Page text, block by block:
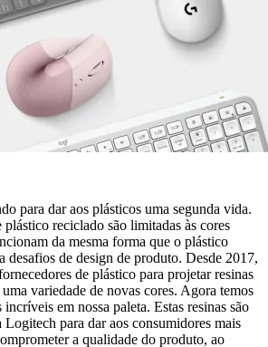
para dar aos plásticos uma segunda vida.
reciclado são limitadas às cores
da mesma forma que o plástico
desafios de design de produto. Desde 2017,
de plástico para projetar resinas
variedade de novas cores. Agora temos
em nossa paleta. Estas resinas são
Logitech para dar aos consumidores mais
a qualidade do produto, ao